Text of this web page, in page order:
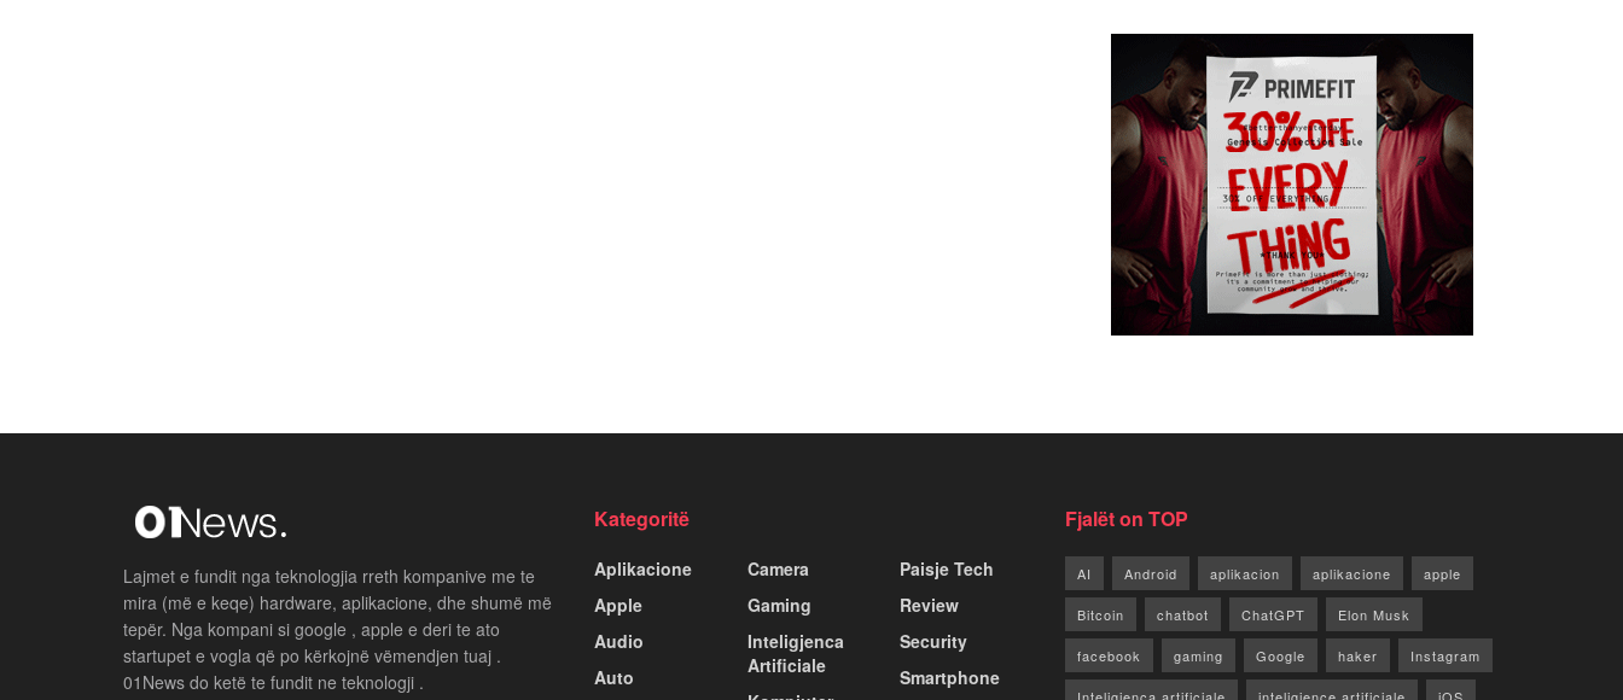
Lajmet e fundit nga teknologjia rreth kompanive me te
mira (më e keqe) hardware, aplikacione, dhe shumë më
tepër. Nga kompani si google , apple e deri te ato
startupet e vogla që po kërkojnë vëmendjen tuaj .
01News do ketë te fundit ne teknologji .
Kategoritë
Aplikacione
Apple
Audio
Auto
Camera
Gaming
Inteligjenca
Artificiale
Paisje Tech
Review
Security
Smartphone
Fjalët on TOP
AI Android aplikacion aplikacione apple
Bitcoin chatbot ChatGPT Elon Musk
facebook gaming Google haker Instagram